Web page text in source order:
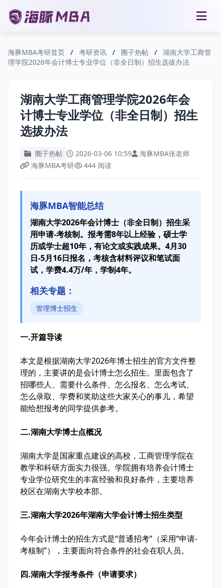
海豚MBA考研首页 / 考研资讯 / 圈子热帖 /
湖南大学工商管
理学院2026年会计博士专业学位（非全日制）招生选拔办法
湖南大学工商管理学院2026年会
计博士专业学位（非全日制）招生
选拔办法
圈子热帖 2026-03-06 10:59
海豚MBA张老师
海豚MBA考研
444 阅读
海豚MBA智能总结
湖南大学2026年会计博士（非全日制）招生采
用申请-考核制。报考需8年以上经验，硕士学
历或学士超10年，有论文或实践成果。4月30
日-5月16日报名，考核含材料评议和笔试面
试，学费4.4万/年，学制4年。
相关专题：
管理博士招生
一.开篇导读
本文是根据湖南大学2026年博士招生的官方文件整
理的，主要讲的是会计博士怎么招生。里面包含了
招哪些人、需要什么条件、怎么报名、怎么考试、
怎么录取、学费和奖助这些大家关心的事儿，希望
能给想报考的同学提供参考。
二.湖南大学博士点概况
湖南大学是国家重点建设的高校，工商管理学院在
教学和科研方面实力很强。学院拥有培养会计博士
专业学位研究生的丰富经验和良好条件，主要培养
校区在湖南大学校本部。
三.湖南大学2026年湖南大学会计博士招生类型
今年会计博士的招生方式是“普通招考”（采用“申请-
考核制”），主要面向符合条件的社会在职人员。
四.湖南大学报考条件（申请要求）